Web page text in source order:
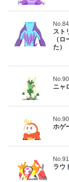
スト
（
た）
ニャ
ホゲ
ラウ